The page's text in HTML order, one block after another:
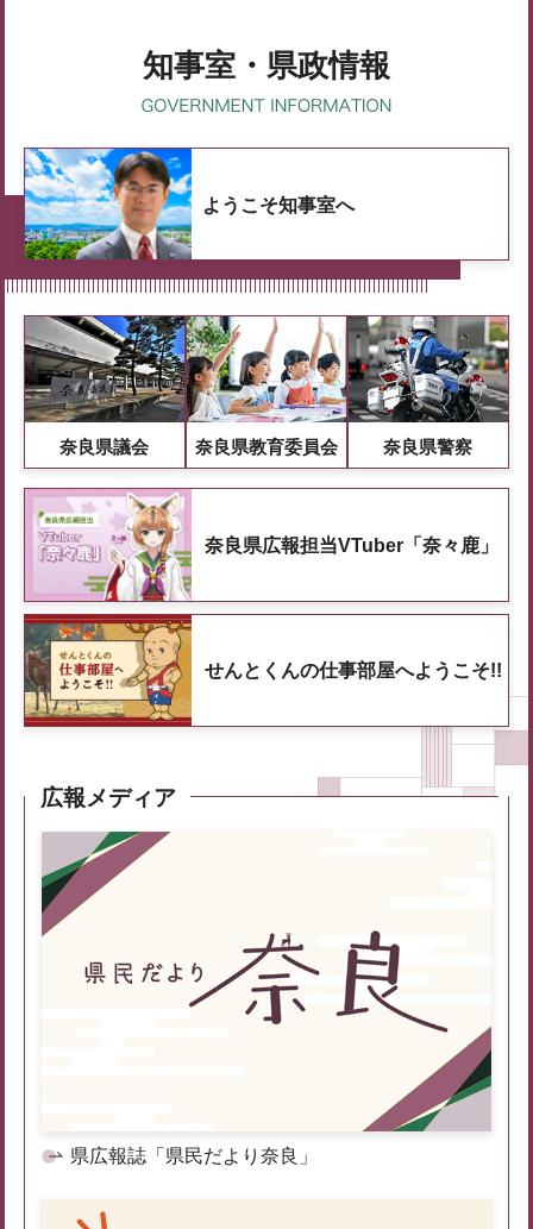
知事室・県政情報
ようこそ知事室へ
奈良県議会 奈良県教育委員会 奈良県警察
奈良県広報担当VTuber「奈々鹿」
せんとくんの仕事部屋へようこそ!!
広報メディア
県広報誌「県民だより奈良」